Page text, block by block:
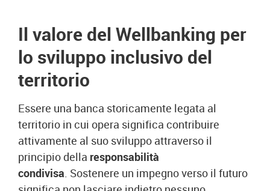
Il valore del Wellbanking per
lo sviluppo inclusivo del
territorio
Essere una banca storicamente legata al
territorio in cui opera significa contribuire
attivamente al suo sviluppo attraverso il
principio della responsabilità
condivisa. Sostenere un impegno verso il futuro